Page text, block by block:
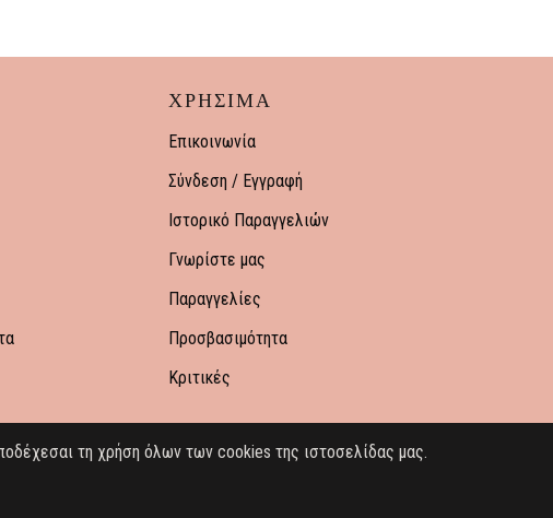
ΧΡΗΣΙΜΑ
Επικοινωνία
Σύνδεση / Εγγραφή
Ιστορικό Παραγγελιών
Γνωρίστε μας
Παραγγελίες
Προσβασιμότητα
Κριτικές
τη χρήση όλων των cookies της ιστοσελίδας μας.